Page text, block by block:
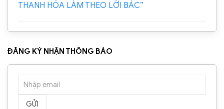
THANH HÓA LÀM THEO LỜI BÁC”
ĐĂNG KÝ NHẬN THÔNG BÁO
GỬI